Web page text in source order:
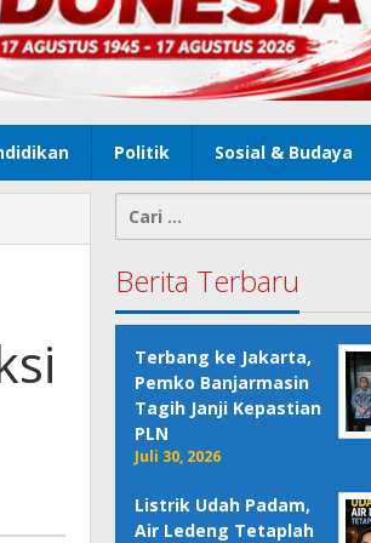
Politik Sosial & Budaya
untuk:
Berita Terbaru
Terbang ke Jakarta,
Pemko Banjarmasin
Tagih Janji Kepastian
PLN
Juli 30, 2026
Listrik Udah Padam,
Air Ledeng Tetaplah